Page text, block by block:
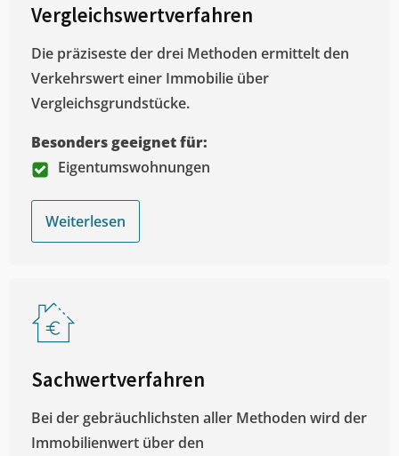
Vergleichswertverfahren
Die präziseste der drei Methoden ermittelt den
Verkehrswert einer Immobilie über
Vergleichsgrundstücke.
Besonders geeignet für:
Eigentumswohnungen
Weiterlesen
Sachwertverfahren
Bei der gebräuchlichsten aller Methoden wird der
Immobilienwert über den